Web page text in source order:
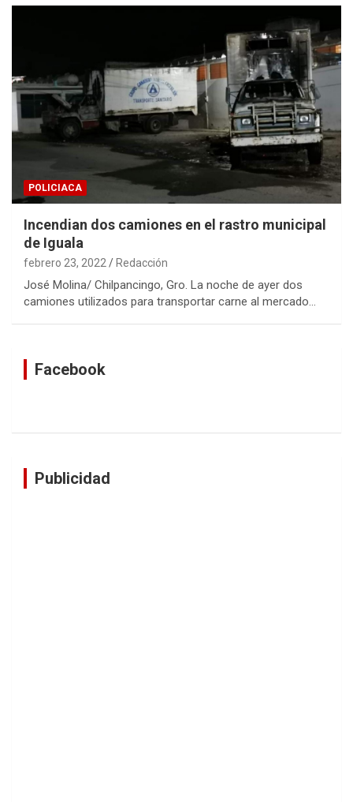
POLICIACA
Incendian dos camiones en el rastro municipal
de Iguala
febrero 23, 2022 Redacción
José Molina/ Chilpancingo, Gro. La noche de ayer dos
camiones utilizados para transportar carne al mercado…
Facebook
Publicidad